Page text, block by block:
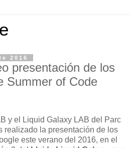
2016
presentación de los
Summer of Code
y el Liquid Galaxy LAB del Parc
realizado la presentación de los
este verano del 2016, en el